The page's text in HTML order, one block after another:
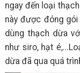
ngay đến loại
này được đóng
dùng thạch dừa
như siro, hạt
dừa đã qua quá